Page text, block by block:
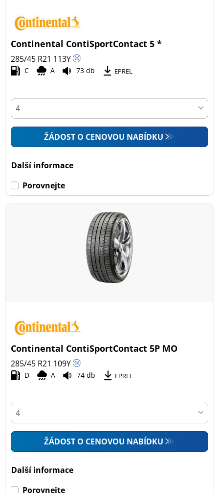
Continental ContiSportContact 5 *
285/45 R21 113Y
C A 73 db EPREL
ŽÁDOST O CENOVOU NABÍDKU
Další informace
Porovnejte
Continental ContiSportContact 5P MO
285/45 R21 109Y
D A 74 db EPREL
ŽÁDOST O CENOVOU NABÍDKU
Další informace
Porovnejte